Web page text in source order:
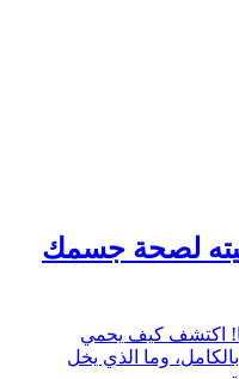
لصحة جسمك
اكتشف كيف يحمي
وما الذي يخل